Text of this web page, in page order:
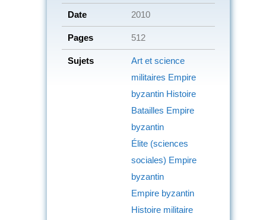
Date 2010
Pages 512
Sujets
Art et science
militaires Empire
byzantin Histoire
Batailles Empire
byzantin
Élite (sciences
sociales) Empire
byzantin
Empire byzantin
Histoire militaire